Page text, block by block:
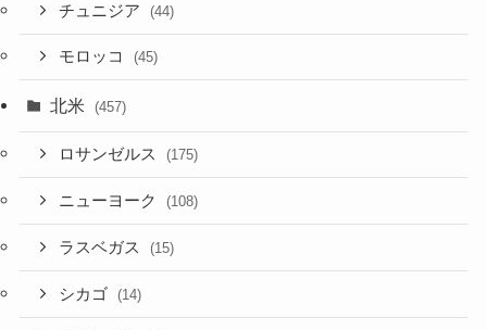
チュニジア (44)
モロッコ (45)
北米 (457)
ロサンゼルス (175)
ニューヨーク (108)
ラスベガス (15)
シカゴ (14)